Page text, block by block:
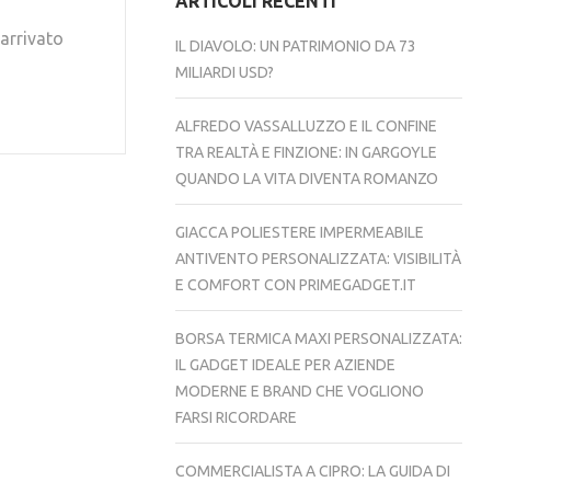
IL DIAVOLO: UN PATRIMONIO DA 73
MILIARDI USD?
ALFREDO VASSALLUZZO E IL CONFINE
TRA REALTÀ E FINZIONE: IN GARGOYLE
QUANDO LA VITA DIVENTA ROMANZO
GIACCA POLIESTERE IMPERMEABILE
ANTIVENTO PERSONALIZZATA: VISIBILITÀ
E COMFORT CON PRIMEGADGET.IT
BORSA TERMICA MAXI PERSONALIZZATA:
IL GADGET IDEALE PER AZIENDE
MODERNE E BRAND CHE VOGLIONO
FARSI RICORDARE
COMMERCIALISTA A CIPRO: LA GUIDA DI